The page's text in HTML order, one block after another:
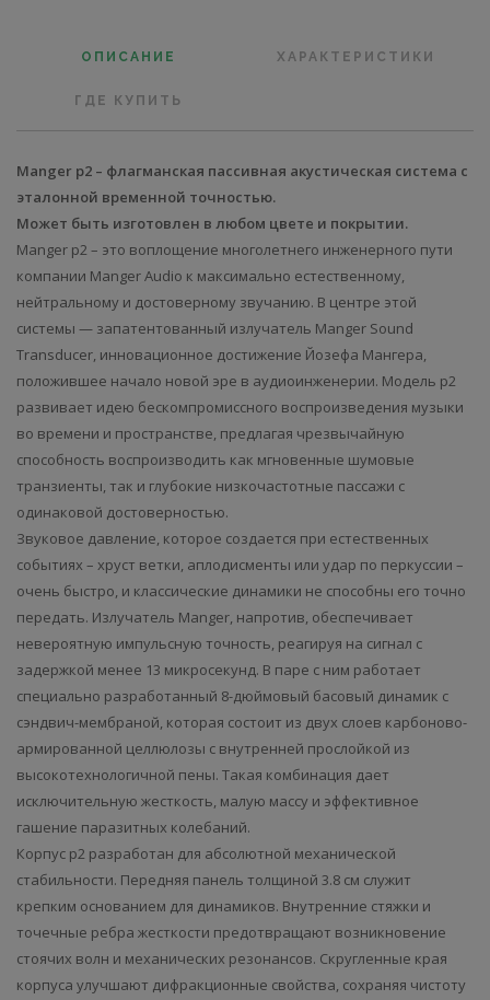
ОПИСАНИЕ ХАРАКТЕРИСТИКИ
ГДЕ КУПИТЬ
Manger p2 – флагманская пассивная акустическая система с
эталонной временной точностью.
Может быть изготовлен в любом цвете и покрытии.
Manger p2 – это воплощение многолетнего инженерного пути
компании Manger Audio к максимально естественному,
нейтральному и достоверному звучанию. В центре этой
системы — запатентованный излучатель Manger Sound
Transducer, инновационное достижение Йозефа Мангера,
положившее начало новой эре в аудиоинженерии. Модель p2
развивает идею бескомпромиссного воспроизведения музыки
во времени и пространстве, предлагая чрезвычайную
способность воспроизводить как мгновенные шумовые
транзиенты, так и глубокие низкочастотные пассажи с
одинаковой достоверностью.
Звуковое давление, которое создается при естественных
событиях – хруст ветки, аплодисменты или удар по перкуссии –
очень быстро, и классические динамики не способны его точно
передать. Излучатель Manger, напротив, обеспечивает
невероятную импульсную точность, реагируя на сигнал с
задержкой менее 13 микросекунд. В паре с ним работает
специально разработанный 8-дюймовый басовый динамик с
сэндвич-мембраной, которая состоит из двух слоев карбоново-
армированной целлюлозы с внутренней прослойкой из
высокотехнологичной пены. Такая комбинация дает
исключительную жесткость, малую массу и эффективное
гашение паразитных колебаний.
Корпус p2 разработан для абсолютной механической
стабильности. Передняя панель толщиной 3.8 см служит
крепким основанием для динамиков. Внутренние стяжки и
точечные ребра жесткости предотвращают возникновение
стоячих волн и механических резонансов. Скругленные края
корпуса улучшают дифракционные свойства, сохраняя чистоту